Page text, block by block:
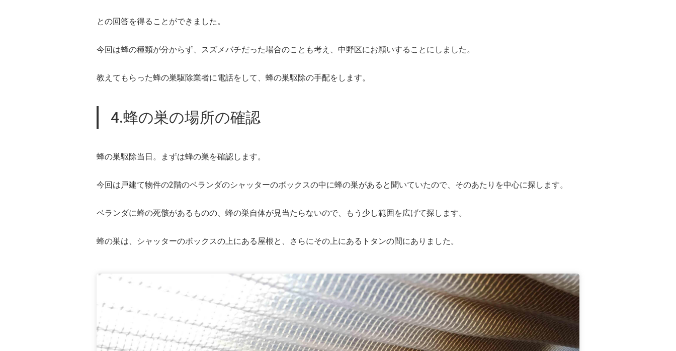
との回答を得ることができました。
今回は蜂の種類が分からず、スズメバチだった場合のことも考え、中野区にお願いすることにしました。
教えてもらった蜂の巣駆除業者に電話をして、蜂の巣駆除の手配をします。
4.蜂の巣の場所の確認
蜂の巣駆除当日。まずは蜂の巣を確認します。
今回は戸建て物件の2階のベランダのシャッターのボックスの中に蜂の巣があると聞いていたので、そのあたりを中心に探します。
ベランダに蜂の死骸があるものの、蜂の巣自体が見当たらないので、もう少し範囲を広げて探します。
蜂の巣は、シャッターのボックスの上にある屋根と、さらにその上にあるトタンの間にありました。